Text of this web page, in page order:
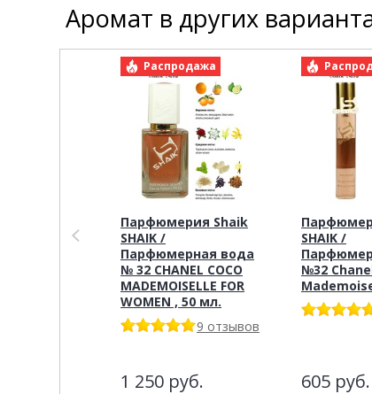
Аромат в других
Распродажа
Парфюмерия Shaik
SHAIK /
Парфюмерная вода
№ 32 CHANEL COCO
MADEMOISELLE FOR
WOMEN , 50 мл.
9 отзывов
1 250 руб.
SHAIK /
№32
605 руб.